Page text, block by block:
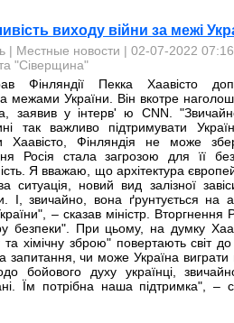
виходу війни за межі
| Местные новости | 02-07-2022
"Сіверщина"
Фінляндії Пекка Хаавісто
межами України. Він вкотре
заявив у інтерв' ю CNN.
так важливо підтримувати
Фінляндія не може
Росія стала загрозою для її
Я вважаю, що архітектура
новий вид залізної
І, звичайно, вона ґрунтується на
– сказав міністр. Вторгнення
безпеки". При цьому, на думку
хімічну зброю" повертають світ до
запитання, чи може Україна виграти
бойового духу українці,
Їм потрібна наша підтримка", –